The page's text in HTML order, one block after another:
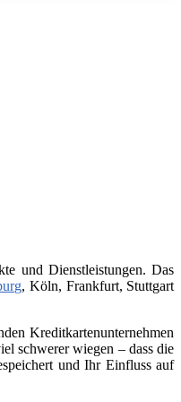
und Dienstleistungen. Das
, Köln, Frankfurt, Stuttgart
Kreditkartenunternehmen
schwerer wiegen – dass die
und Ihr Einfluss auf